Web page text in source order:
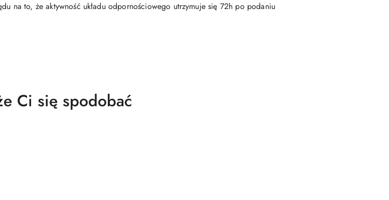
na to, że aktywność układu odpornościowego utrzymuje się 72h po podaniu
Ci się spodobać